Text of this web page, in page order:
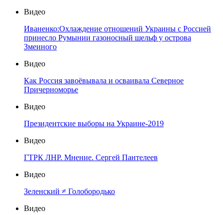
Видео
Иваненко:Охлаждение отношений Украины с Россией
принесло Румынии газоносный шельф у острова
Змеиного
Видео
Как Россия завоёвывала и осваивала Северное
Причерноморье
Видео
Президентские выборы на Украине-2019
Видео
ГТРК ЛНР. Мнение. Сергей Пантелеев
Видео
Зеленский ≠ Голобородько
Видео